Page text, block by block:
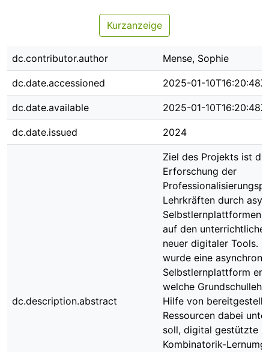
Kurzanzeige
dc.contributor.author Mense, Sophie
dc.date.accessioned 2025-01-10T16:20:48Z
dc.date.available 2025-01-10T16:20:48Z
dc.date.issued 2024
dc.description.abstract
Ziel des Projekts ist die
Erforschung der
Lehrkräften durch
Selbstlernplattformen
auf den
neuer digitaler Tools.
wurde eine asynchrone
Selbstlernplattform
welche
Hilfe von
Ressourcen dabei
soll, digital gestützte
Kombinatorik-